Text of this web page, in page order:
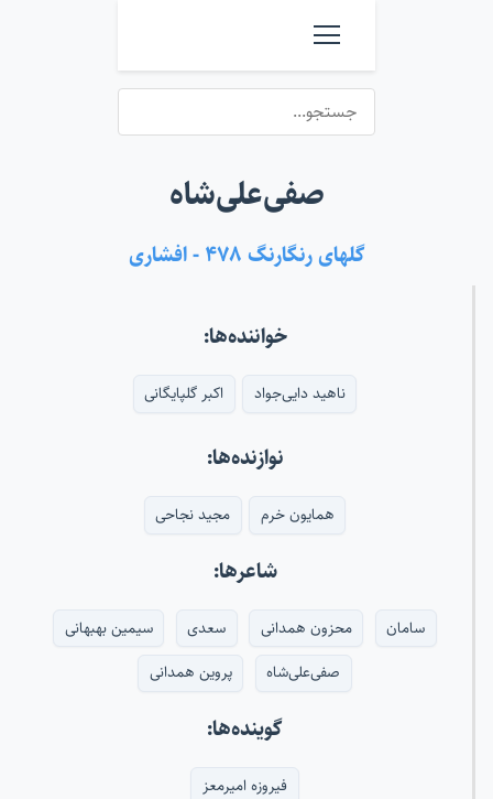
صفی‌علی‌شاه
گلهای رنگارنگ ۴۷۸ - افشاری
خواننده‌ها:
ناهید دایی‌جواد اکبر گلپایگانی
نوازنده‌ها:
همایون خرم مجید نجاحی
شاعرها:
سامان محزون همدانی سعدی
سیمین بهبهانی
صفی‌علی‌شاه
پروین همدانی
گوینده‌ها:
فیروزه امیرمعز